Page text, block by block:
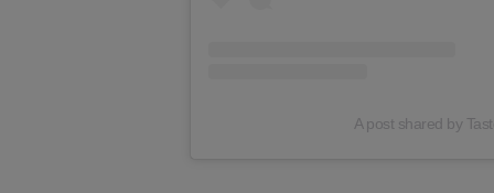
A post shared by